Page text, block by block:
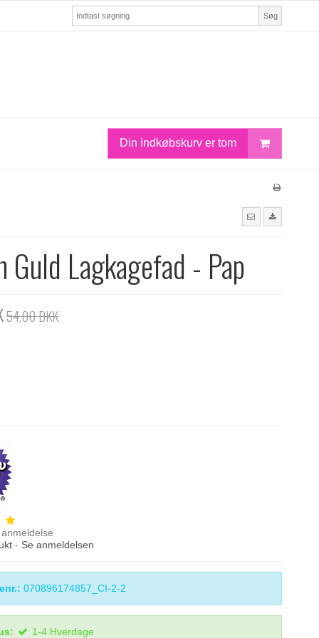
Søg
Din indkøbskurv er tom
Guld Lagkagefad - Pap
54,00 DKK
anmeldelse
- Se anmeldelsen
070896174857_CI-2-2
1-4 Hverdage